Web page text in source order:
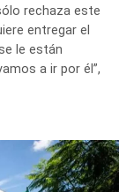
rechaza este
entregar el
le están
a ir por él”,